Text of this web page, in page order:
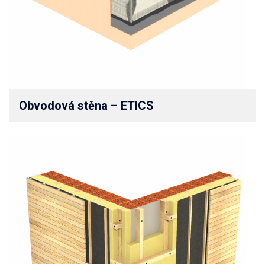
Obvodová stěna – ETICS